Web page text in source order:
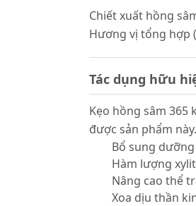
Chiết xuất hồng
Hương vị tổng hợp
Tác dụng hữu
Kẹo hồng sâm
được sản phẩm
Bổ sung
Hàm lượng
Nâng cao thể
Xoa dịu thần